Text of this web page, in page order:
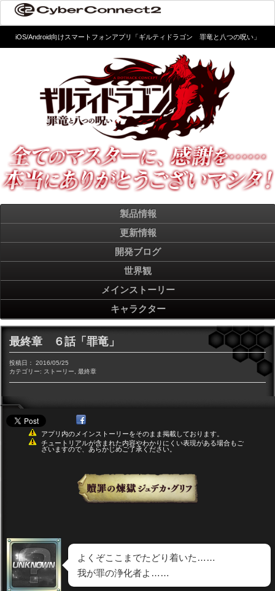
iOS/Android向けスマートフォンアプリ「ギルティドラゴン 罪竜と八つの呪い」
製品情報
更新情報
開発ブログ
世界観
メインストーリー
キャラクター
最終章 ６話「罪竜」
投稿日：
2016/05/25
カテゴリー: ストーリー 最終章
アプリ内のメインストーリーをそのまま掲載しております。
チュートリアルが含まれた内容やわかりにくい表現がある場合もご
ざいますので、あらかじめご了承ください。
よくぞここまでたどり着いた……
我が罪の浄化者よ……